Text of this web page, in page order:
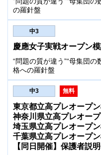
の羅針盤
中3
慶應女子実戦オープン模
“問題の質が違う”“母集団
格への羅針盤
中3 無料
東京都立高プレオープン
神奈川県立高プレオープ
埼玉県立高プレオープン
千葉県立高プレオープン
【同日開催】保護者説